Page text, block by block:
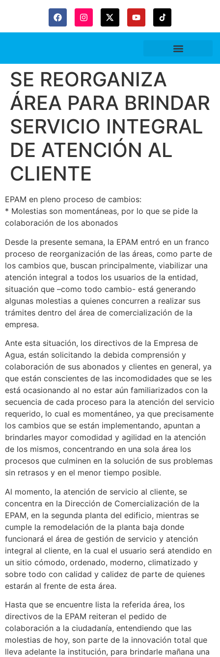
SE REORGANIZA
ÁREA PARA BRINDAR
SERVICIO INTEGRAL
DE ATENCIÓN AL
CLIENTE
EPAM en pleno proceso de cambios:
* Molestias son momentáneas, por lo que se pide la
colaboración de los abonados
Desde la presente semana, la EPAM entró en un franco
proceso de reorganización de las áreas, como parte de
los cambios que, buscan principalmente, viabilizar una
atención integral a todos los usuarios de la entidad,
situación que –como todo cambio- está generando
algunas molestias a quienes concurren a realizar sus
trámites dentro del área de comercialización de la
empresa.
Ante esta situación, los directivos de la Empresa de
Agua, están solicitando la debida comprensión y
colaboración de sus abonados y clientes en general, ya
que están conscientes de las incomodidades que se les
está ocasionando al no estar aún familiarizados con la
secuencia de cada proceso para la atención del servicio
requerido, lo cual es momentáneo, ya que precisamente
los cambios que se están implementando, apuntan a
brindarles mayor comodidad y agilidad en la atención
de los mismos, concentrando en una sola área los
procesos que culminen en la solución de sus problemas
sin retrasos y en el menor tiempo posible.
Al momento, la atención de servicio al cliente, se
concentra en la Dirección de Comercialización de la
EPAM, en la segunda planta del edificio, mientras se
cumple la remodelación de la planta baja donde
funcionará el área de gestión de servicio y atención
integral al cliente, en la cual el usuario será atendido en
un sitio cómodo, ordenado, moderno, climatizado y
sobre todo con calidad y calidez de parte de quienes
estarán al frente de esta área.
Hasta que se encuentre lista la referida área, los
directivos de la EPAM reiteran el pedido de
colaboración a la ciudadanía, entendiendo que las
molestias de hoy, son parte de la innovación total que
lleva adelante la institución, para brindarle mañana una